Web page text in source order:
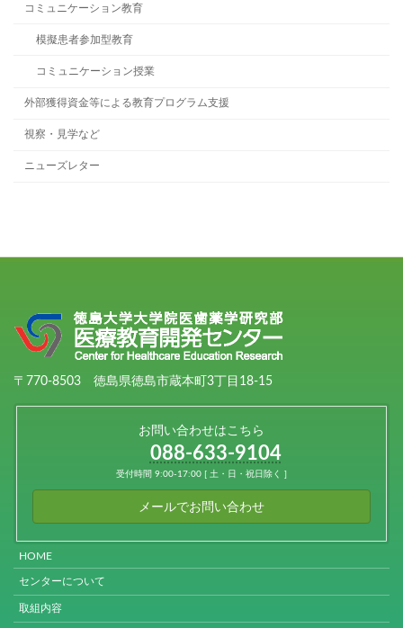
コミュニケーション教育
模擬患者参加型教育
コミュニケーション授業
外部獲得資金等による教育プログラム支援
視察・見学など
ニューズレター
〒770-8503 徳島県徳島市蔵本町3丁目18-15
お問い合わせはこちら
088-633-9104
受付時間 9:00-17:00 [ 土・日・祝日除く ]
メールでお問い合わせ
HOME
センターについて
取組内容